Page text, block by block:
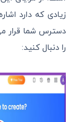
زیادی که دارد
را دنبال کنید: